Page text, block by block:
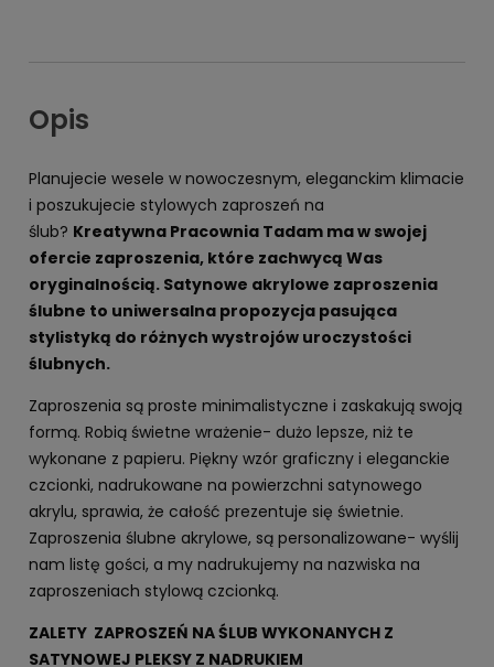
Opis
Planujecie wesele w nowoczesnym, eleganckim klimacie
i poszukujecie stylowych zaproszeń na
ślub? Kreatywna Pracownia Tadam ma w swojej
ofercie zaproszenia, które zachwycą Was
oryginalnością. Satynowe akrylowe zaproszenia
ślubne to uniwersalna propozycja pasująca
stylistyką do różnych wystrojów uroczystości
ślubnych.
Zaproszenia są proste minimalistyczne i zaskakują swoją
formą. Robią świetne wrażenie- dużo lepsze, niż te
wykonane z papieru. Piękny wzór graficzny i eleganckie
czcionki, nadrukowane na powierzchni satynowego
akrylu, sprawia, że całość prezentuje się świetnie.
Zaproszenia ślubne akrylowe, są personalizowane- wyślij
nam listę gości, a my nadrukujemy na nazwiska na
zaproszeniach stylową czcionką.
ZALETY ZAPROSZEŃ NA ŚLUB WYKONANYCH Z
SATYNOWEJ PLEKSY Z NADRUKIEM